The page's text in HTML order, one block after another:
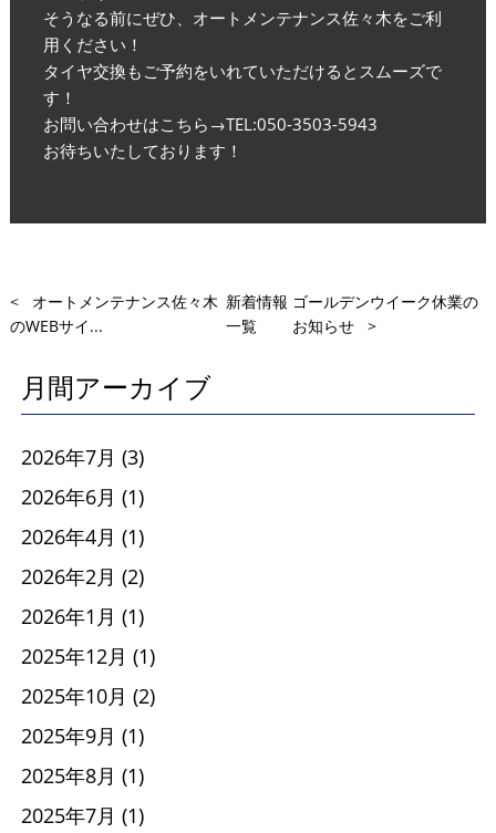
そうなる前にぜひ、オートメンテナンス佐々木をご利
用ください！
タイヤ交換もご予約をいれていただけるとスムーズで
す！
お問い合わせはこちら→TEL:050-3503-5943
お待ちいたしております！
< オートメンテナンス佐々木
のWEBサイ...
新着情報
一覧
ゴールデンウイーク休業の
お知らせ >
月間アーカイブ
2026年7月 (3)
2026年6月 (1)
2026年4月 (1)
2026年2月 (2)
2026年1月 (1)
2025年12月 (1)
2025年10月 (2)
2025年9月 (1)
2025年8月 (1)
2025年7月 (1)